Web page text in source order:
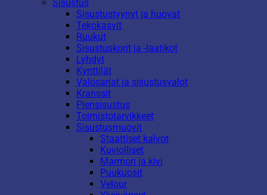
Sisustus
Sisustustyynyt ja huovat
Tekokasvit
Ruukut
Sisustuskorit ja -laatikot
Lyhdyt
Kynttilät
Valosarjat ja sisustusvalot
Kranssit
Piensisustus
Toimistotarvikkeet
Sisustusmuovit
Staattiset kalvot
Kuviolliset
Marmori ja kivi
Puukuosit
Velour